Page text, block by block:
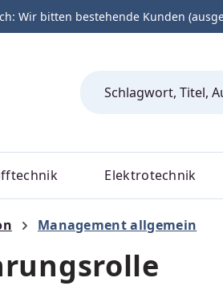
Wir bitten bestehende Kunden
Elektrotechnik
Management allgemein